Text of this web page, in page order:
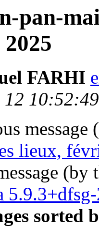
pan-
FARHI
12
lieux,
(by
sorted